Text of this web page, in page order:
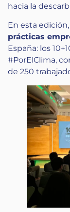
hacia la
En esta
prácticas
España: los
#PorElClima,
de 250